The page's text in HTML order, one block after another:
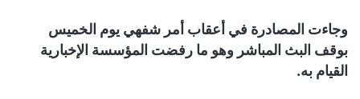
وجاءت المصادرة في أعقاب أمر شفهي يوم الخميس
بوقف البث المباشر وهو ما رفضت المؤسسة الإخبارية
القيام به.